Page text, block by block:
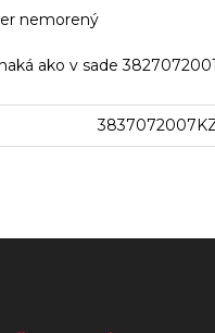
nemorený
ako v sade